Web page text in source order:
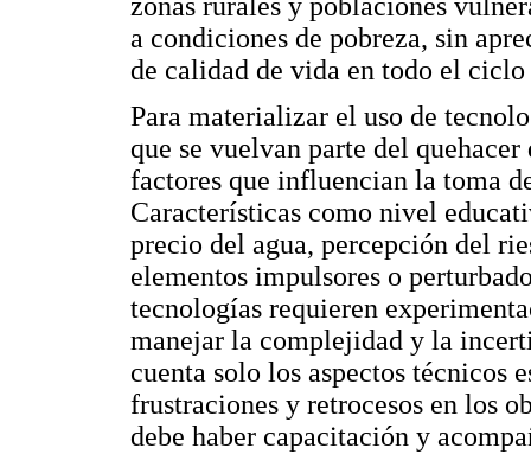
a condiciones de pobreza, sin
de calidad de vida en todo el
Para materializar el uso de
que se vuelvan parte del
factores que influencian la toma
Características como nivel
precio del agua, percepción del
elementos impulsores o
tecnologías requieren
manejar la complejidad y la
cuenta solo los aspectos técnicos
frustraciones y retrocesos en los
debe haber capacitación y